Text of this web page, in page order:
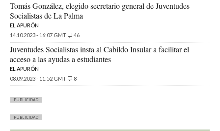
Tomás González, elegido secretario general de Juventudes
Socialistas de La Palma
EL APURÓN
14.10.2023 - 16:07 GMT
46
Juventudes Socialistas insta al Cabildo Insular a facilitar el
acceso a las ayudas a estudiantes
EL APURÓN
08.09.2023 - 11:52 GMT
8
PUBLICIDAD
PUBLICIDAD